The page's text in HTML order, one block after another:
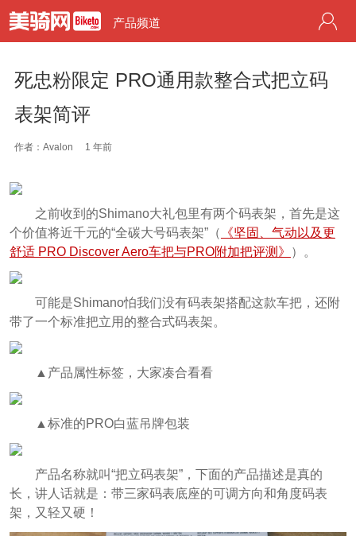
产品频道
死忠粉限定 PRO通用款整合式把立码
表架简评
作者：Avalon 1 年前
之前收到的Shimano大礼包里有两个码表架，首先是这
个价值将近千元的“全碳大号码表架”（
《坚固、气动以及更
舒适 PRO Discover Aero车把与PRO附加把评测》
）。
可能是Shimano怕我们没有码表架搭配这款车把，还附
带了一个标准把立用的整合式码表架。
▲产品属性标签，大家凑合看看
▲标准的PRO白蓝吊牌包装
产品名称就叫“把立码表架”，下面的产品描述是真的
长，讲人话就是：带三家码表底座的可调方向和角度码表
架，又轻又硬！